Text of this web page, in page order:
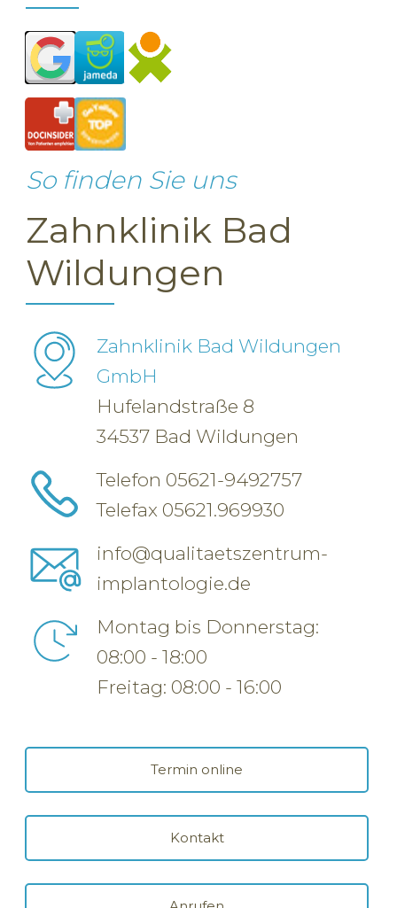
So finden Sie uns
Zahnklinik Bad
Wildungen
Zahnklinik Bad Wildungen
GmbH
Hufelandstraße 8
34537 Bad Wildungen
Telefon 05621-9492757
Telefax 05621.969930
info@qualitaetszentrum-
implantologie.de
Montag bis Donnerstag:
08:00 - 18:00
Freitag: 08:00 - 16:00
Termin online
Kontakt